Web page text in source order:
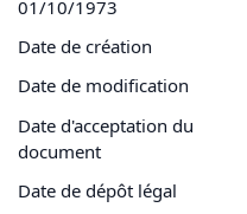
01/10/1973
Date de création
Date de modification
Date d'acceptation du
document
Date de dépôt légal